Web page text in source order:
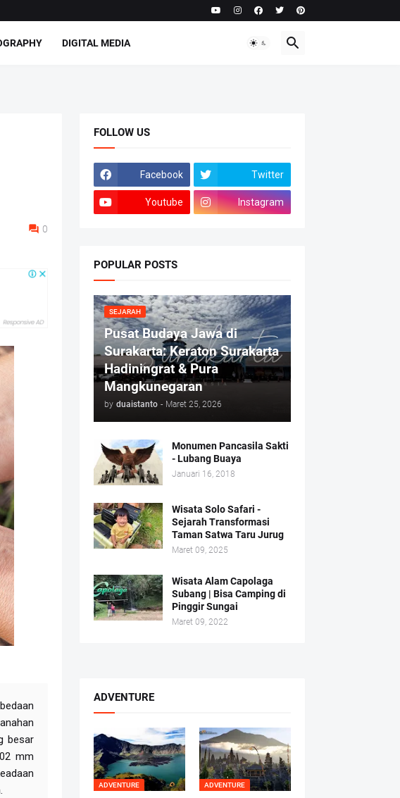
DIGITAL MEDIA
0
besar
mm
FOLLOW US
Facebook Twitter
Youtube Instagram
POPULAR POSTS
SEJARAH
Pusat Budaya Jawa di
Surakarta: Keraton Surakarta
Hadiningrat & Pura
Mangkunegaran
by duaistanto - Maret 25, 2026
Monumen Pancasila Sakti
- Lubang Buaya
Januari 16, 2018
Wisata Solo Safari -
Sejarah Transformasi
Taman Satwa Taru Jurug
Maret 09, 2025
Wisata Alam Capolaga
Subang | Bisa Camping di
Pinggir Sungai
Maret 09, 2022
ADVENTURE
ADVENTURE ADVENTURE